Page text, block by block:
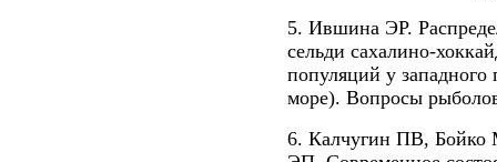
5. Ившина ЭР.
сельди сахалино-
популяций у
море). Вопросы
6. Калчугин ПВ,